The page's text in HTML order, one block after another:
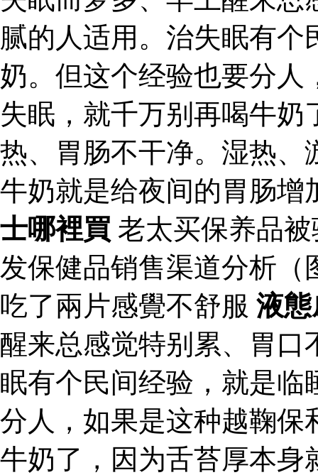
腻的人适用。治失眠有
奶。但这个经验也要分人
失眠，就千万别再喝牛
热、胃肠不干净。湿热、
牛奶就是给夜间的胃肠
士哪裡買 老太买保养品
发保健品销售渠道分析（
吃了兩片感覺不舒服 液
醒来总感觉特别累、胃口
眠有个民间经验，就是临
分人，如果是这种越鞠保
牛奶了，因为舌苔厚本身